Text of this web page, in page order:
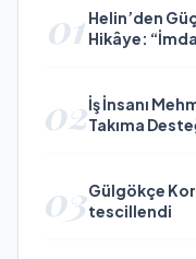
01 Helin’den
Hikâye:
02İş İnsanı
Takıma
03Gülgökçe
tescillendi